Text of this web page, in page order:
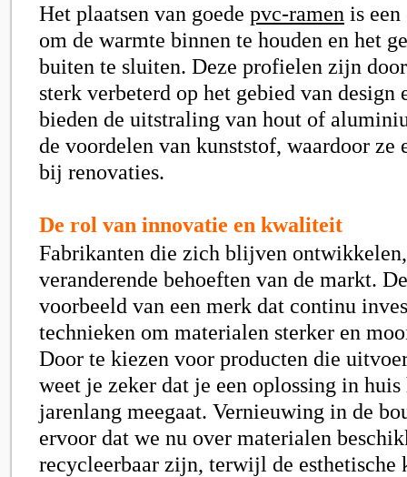
Het plaatsen van goede pvc-ramen is
om de warmte binnen te houden en het
buiten te sluiten. Deze profielen zijn
sterk verbeterd op het gebied van design
bieden de uitstraling van hout of
de voordelen van kunststof, waardoor
bij renovaties.
De rol van innovatie en kwaliteit
Fabrikanten die zich blijven
veranderende behoeften van de markt.
voorbeeld van een merk dat continu
technieken om materialen sterker en
Door te kiezen voor producten die
weet je zeker dat je een oplossing in
jarenlang meegaat. Vernieuwing in de
ervoor dat we nu over materialen
recycleerbaar zijn, terwijl de esthetische